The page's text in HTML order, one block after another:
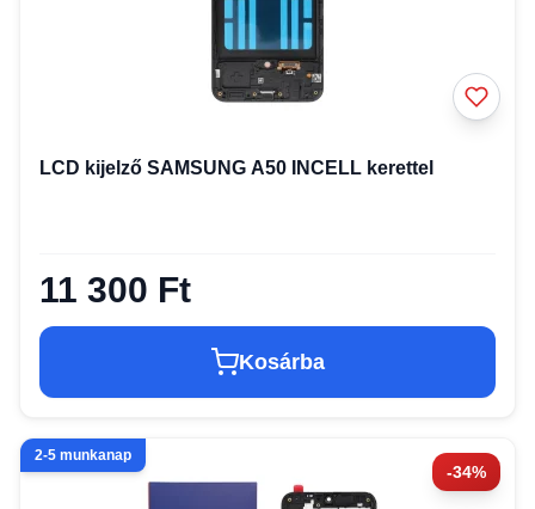
LCD kijelző SAMSUNG A50 INCELL kerettel
11 300 Ft
Kosárba
-34%
2-5 munkanap